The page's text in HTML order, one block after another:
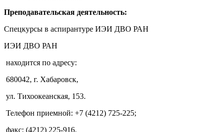
Преподавательская деятельность:
Спецкурсы в аспирантуре ИЭИ ДВО РАН
ИЭИ ДВО РАН
находится по адресу:
680042, г. Хабаровск,
ул. Тихоокеанская, 153.
Телефон приемной: +7 (4212) 725-225;
факс: (4212) 225-916.